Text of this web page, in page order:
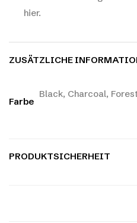
hier.
ZUSÄTZLICHE
Farbe
Black, Charcoal,
PRODUKTSICHERHEIT